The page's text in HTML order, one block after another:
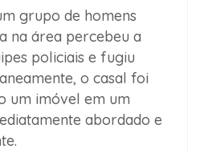
grupo de homens
na área percebeu a
policiais e fugiu
o casal foi
um imóvel em um
abordado e